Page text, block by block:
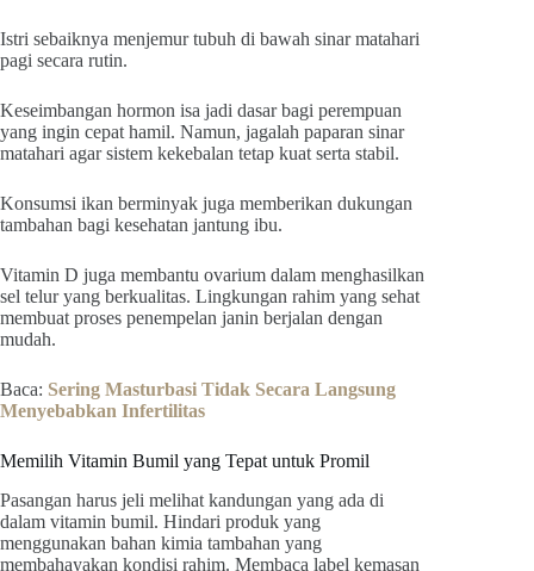
Istri sebaiknya menjemur tubuh di bawah sinar matahari
pagi secara rutin.
Keseimbangan hormon isa jadi dasar bagi perempuan
yang ingin cepat hamil. Namun, jagalah paparan sinar
matahari agar sistem kekebalan tetap kuat serta stabil.
Konsumsi ikan berminyak juga memberikan dukungan
tambahan bagi kesehatan jantung ibu.
Vitamin D juga membantu ovarium dalam menghasilkan
sel telur yang berkualitas. Lingkungan rahim yang sehat
membuat proses penempelan janin berjalan dengan
mudah.
Baca: Sering Masturbasi Tidak Secara Langsung
Menyebabkan Infertilitas
Memilih Vitamin Bumil yang Tepat untuk Promil
Pasangan harus jeli melihat kandungan yang ada di
dalam vitamin bumil. Hindari produk yang
menggunakan bahan kimia tambahan yang
membahayakan kondisi rahim. Membaca label kemasan